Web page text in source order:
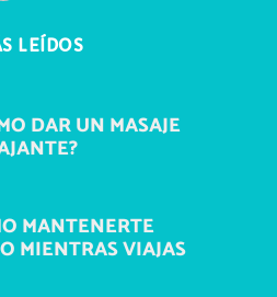
LEÍDOS
DAR UN MASAJE
MANTENERTE
MIENTRAS VIAJAS